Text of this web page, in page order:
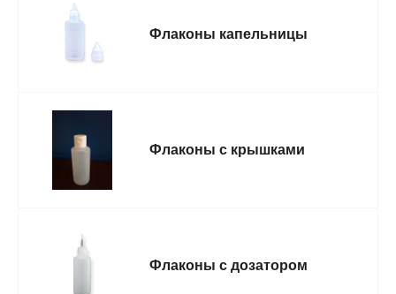
Флаконы капельницы
Флаконы с крышками
Флаконы с дозатором